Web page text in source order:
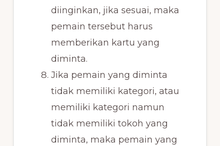
diinginkan, jika sesuai, maka
pemain tersebut harus
memberikan kartu yang
diminta.
Jika pemain yang diminta
tidak memiliki kategori, atau
memiliki kategori namun
tidak memiliki tokoh yang
diminta, maka pemain yang